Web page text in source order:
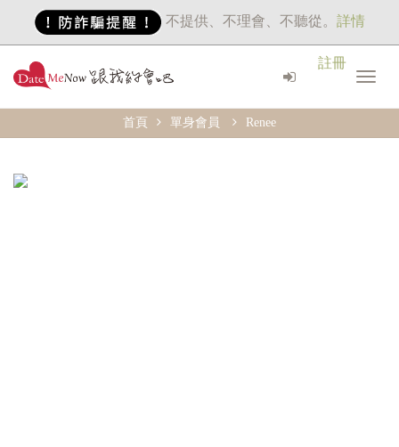
不提供、不理會、不聽從。 詳情
註冊
首頁 單身會員 Renee